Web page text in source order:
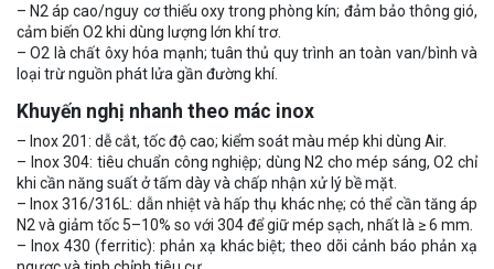
– N2 áp cao/nguy cơ thiếu oxy trong phòng kín; đảm bảo thông gió,
cảm biến O2 khi dùng lượng lớn khí trơ.
– O2 là chất ôxy hóa mạnh; tuân thủ quy trình an toàn van/bình và
loại trừ nguồn phát lửa gần đường khí.
Khuyến nghị nhanh theo mác inox
– Inox 201: dễ cắt, tốc độ cao; kiểm soát màu mép khi dùng Air.
– Inox 304: tiêu chuẩn công nghiệp; dùng N2 cho mép sáng, O2 chỉ
khi cần năng suất ở tấm dày và chấp nhận xử lý bề mặt.
– Inox 316/316L: dẫn nhiệt và hấp thụ khác nhẹ; có thể cần tăng áp
N2 và giảm tốc 5–10% so với 304 để giữ mép sạch, nhất là ≥ 6 mm.
– Inox 430 (ferritic): phản xạ khác biệt; theo dõi cảnh báo phản xạ